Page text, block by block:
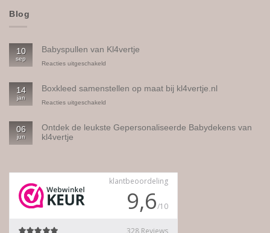
Blog
10
sep
Babyspullen van Kl4vertje
Reacties uitgeschakeld
Kl4vertje
14
jan
Boxkleed samenstellen op maat bij kl4vertje.nl
Reacties uitgeschakeld
op
06
jun
Ontdek de leukste Gepersonaliseerde Babydekens van
kl4vertje
Gepersonaliseerde
Babydekens
van
kl4vertje